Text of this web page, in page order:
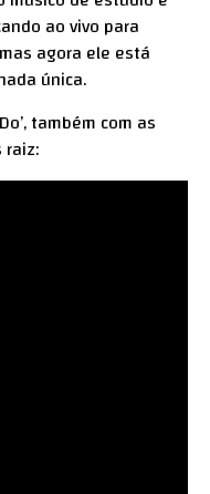
ao vivo para
agora ele está
única.
também com as